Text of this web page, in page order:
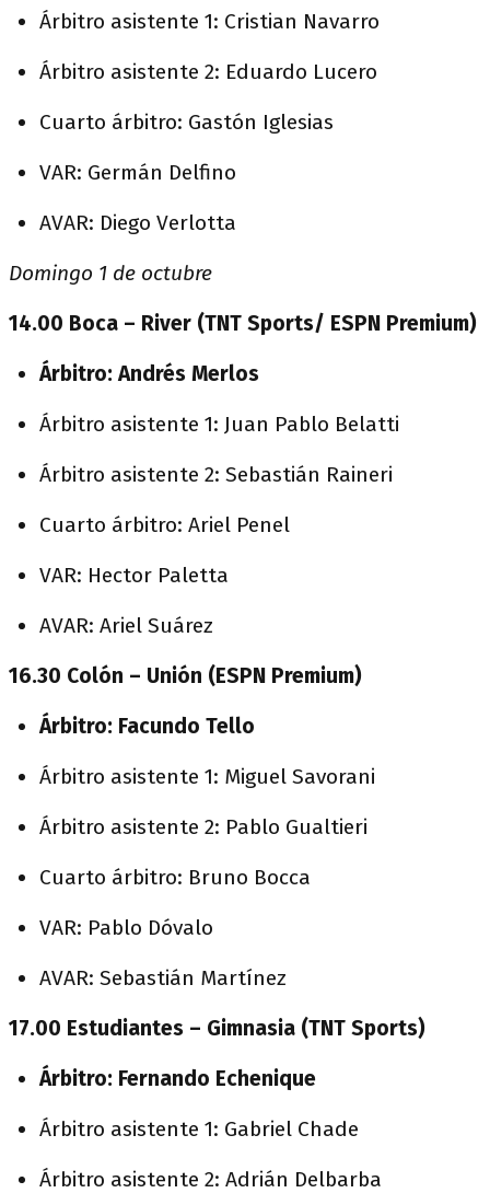
Árbitro asistente 1: Cristian Navarro
Árbitro asistente 2: Eduardo Lucero
Cuarto árbitro: Gastón Iglesias
VAR: Germán Delfino
AVAR: Diego Verlotta
Domingo 1 de octubre
14.00 Boca – River (TNT Sports/ ESPN Premium)
Árbitro: Andrés Merlos
Árbitro asistente 1: Juan Pablo Belatti
Árbitro asistente 2: Sebastián Raineri
Cuarto árbitro: Ariel Penel
VAR: Hector Paletta
AVAR: Ariel Suárez
16.30 Colón – Unión (ESPN Premium)
Árbitro: Facundo Tello
Árbitro asistente 1: Miguel Savorani
Árbitro asistente 2: Pablo Gualtieri
Cuarto árbitro: Bruno Bocca
VAR: Pablo Dóvalo
AVAR: Sebastián Martínez
17.00 Estudiantes – Gimnasia (TNT Sports)
Árbitro: Fernando Echenique
Árbitro asistente 1: Gabriel Chade
Árbitro asistente 2: Adrián Delbarba